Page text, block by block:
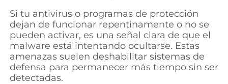
Si tu antivirus o programas de protección
dejan de funcionar repentinamente o no se
pueden activar, es una señal clara de que el
malware está intentando ocultarse. Estas
amenazas suelen deshabilitar sistemas de
defensa para permanecer más tiempo sin ser
detectadas.